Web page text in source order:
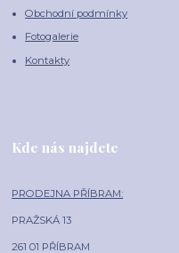
Obchodní podmínky
Fotogalerie
Kontakty
Kde nás najdete
PRODEJNA PŘÍBRAM:
PRAŽSKÁ 13
261 01 PŘÍBRAM